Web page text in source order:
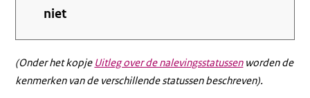
niet
(Onder het kopje Uitleg over de nalevingsstatussenworden de
kenmerken van de verschillende statussen beschreven).